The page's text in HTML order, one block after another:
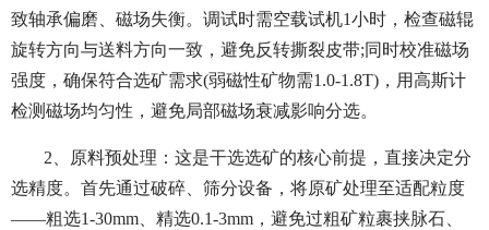
致轴承偏磨、磁场失衡。调试时需空载试机1小时，检查磁辊
旋转方向与送料方向一致，避免反转撕裂皮带;同时校准磁场
强度，确保符合选矿需求(弱磁性矿物需1.0-1.8T)，用高斯计
检测磁场均匀性，避免局部磁场衰减影响分选。
2、原料预处理：这是干选选矿的核心前提，直接决定分
选精度。首先通过破碎、筛分设备，将原矿处理至适配粒度
——粗选1-30mm、精选0.1-3mm，避免过粗矿粒裹挟脉石、